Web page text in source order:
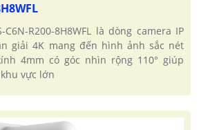
C6N-R200-8H8WFL là dòng camera IP
giải 4K mang đến hình ảnh sắc nét
4mm có góc nhìn rộng 110° giúp
vực lớn